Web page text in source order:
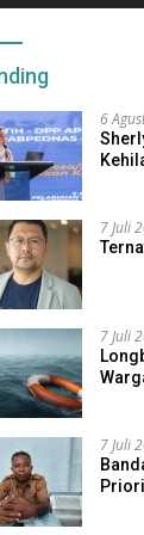
6
7 Juli
7 Juli
7 Juli